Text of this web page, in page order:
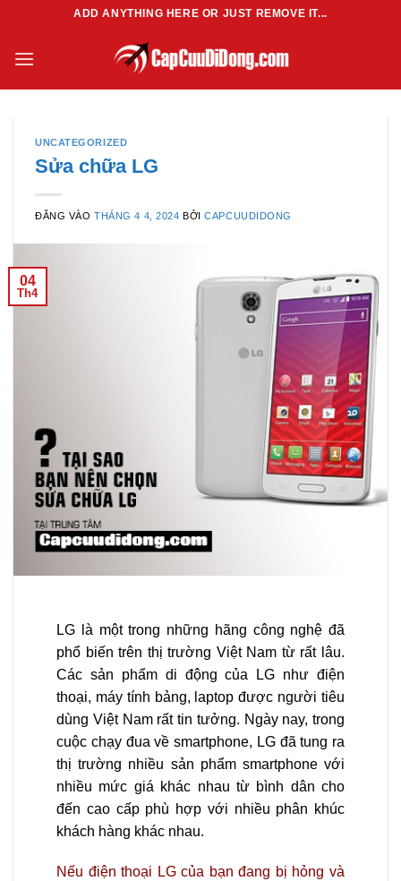
nội
ADD ANYTHING HERE OR JUST REMOVE IT...
UNCATEGORIZED
Sửa chữa LG
ĐĂNG VÀOTHÁNG 4 4, 2024 BỞICAPCUUDIDONG
04
Th4
LG là một trong những hãng công nghệ đã
phổ biến trên thị trường Việt Nam từ rất lâu.
Các sản phẩm di động của LG như điện
thoại, máy tính bảng, laptop được người tiêu
dùng Việt Nam rất tin tưởng. Ngày nay, trong
cuộc chạy đua về smartphone, LG đã tung ra
thị trường nhiều sản phẩm smartphone với
nhiều mức giá khác nhau từ bình dân cho
đến cao cấp phù hợp với nhiều phân khúc
khách hàng khác nhau.
Nếu điện thoại LG của bạn đang bị hỏng và